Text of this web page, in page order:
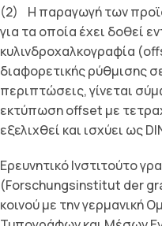
(2) Η παραγωγή των
για τα οποία έχει δοθεί
κυλινδροχαλκογραφία
διαφορετικής ρύθμισης
περιπτώσεις, γίνεται
εκτύπωση οffset με
εξελιχθεί και ισχύει ως
Ερευνητικό Ινστιτούτο
(Forschungsinstitut der
κοινού με την γερμανική